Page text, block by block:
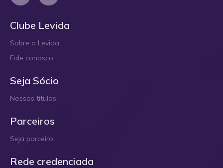
Clube Levida
Sobre o Levida
Fale conosco
Seja Sócio
Nossos títulos
Parceiros
Seja parceiro
Rede credenciada